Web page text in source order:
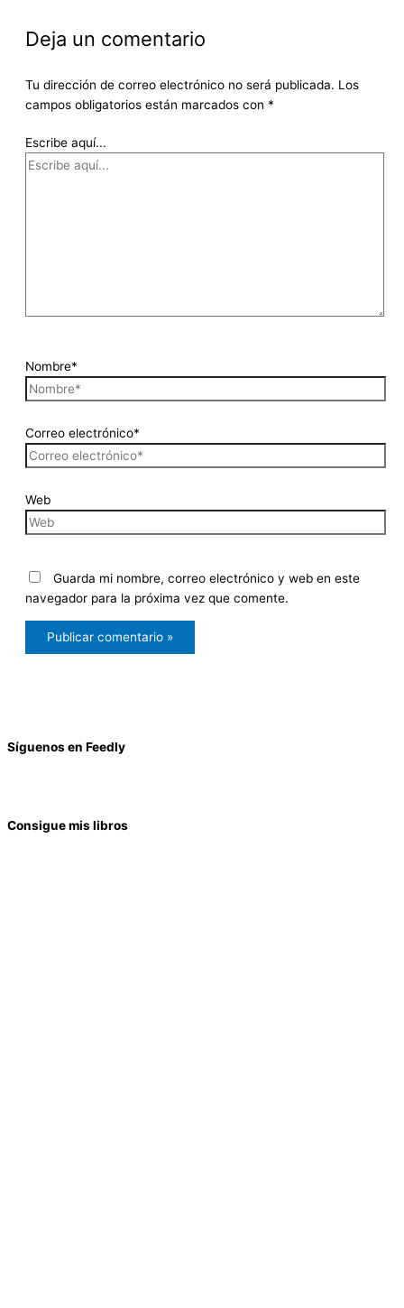
Deja un comentario
Tu dirección de correo electrónico no será publicada. Los
campos obligatorios están marcados con *
Escribe aquí...
Nombre*
Correo electrónico*
Web
Guarda mi nombre, correo electrónico y web en este
navegador para la próxima vez que comente.
Síguenos en Feedly
Consigue mis libros